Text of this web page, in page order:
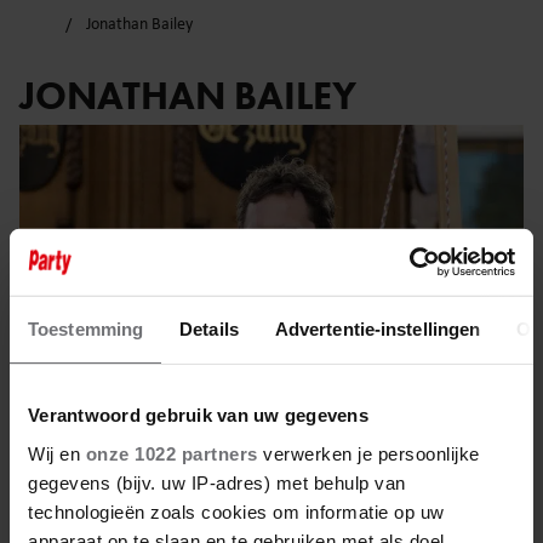
Toestemming Details Advertentie-instellingen
Verantwoord gebruik van uw gegevens
Wij en onze 1022 partners verwerken je persoonlijke
gegevens (bijv. uw IP-adres) met behulp van
technologieën zoals cookies om informatie op uw
Jonathan Bailey
JONATHAN BAILEY
21 februari 2025